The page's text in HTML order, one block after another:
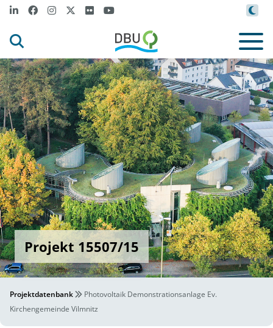
Projekt 15507/15
Projektdatenbank
Photovoltaik Demonstrationsanlage Ev.
Kirchengemeinde Vilmnitz